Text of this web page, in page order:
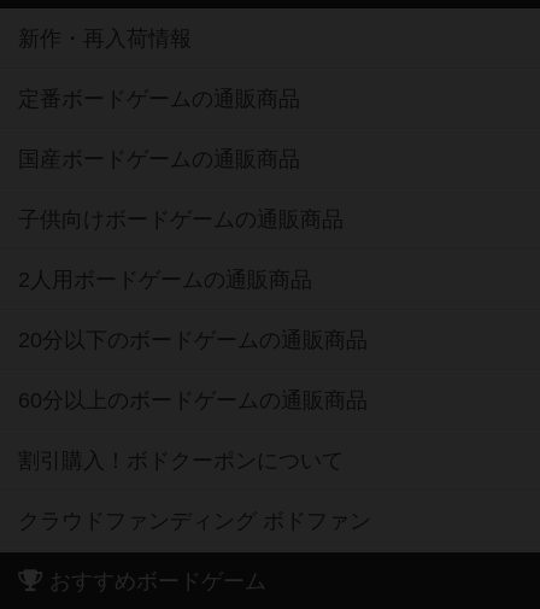
新作・再入荷情報
定番ボードゲームの通販商品
国産ボードゲームの通販商品
子供向けボードゲームの通販商品
2人用ボードゲームの通販商品
20分以下のボードゲームの通販商品
60分以上のボードゲームの通販商品
割引購入！ボドクーポンについて
クラウドファンディング ボドファン
おすすめボードゲーム